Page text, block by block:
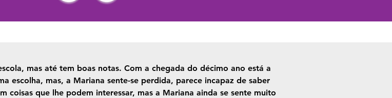
mas até tem boas notas. Com a chegada do décimo ano está a
escolha, mas, a Mariana sente-se perdida, parece incapaz de saber
coisas que lhe podem interessar, mas a Mariana ainda se sente muito